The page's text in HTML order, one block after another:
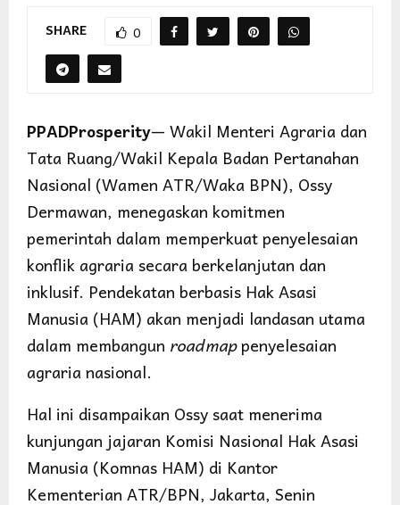
SHARE 0
PPADProsperity— Wakil Menteri Agraria dan
Tata Ruang/Wakil Kepala Badan Pertanahan
Nasional (Wamen ATR/Waka BPN), Ossy
Dermawan, menegaskan komitmen
pemerintah dalam memperkuat penyelesaian
konflik agraria secara berkelanjutan dan
inklusif. Pendekatan berbasis Hak Asasi
Manusia (HAM) akan menjadi landasan utama
dalam membangun roadmappenyelesaian
agraria nasional.
Hal ini disampaikan Ossy saat menerima
kunjungan jajaran Komisi Nasional Hak Asasi
Manusia (Komnas HAM) di Kantor
Kementerian ATR/BPN, Jakarta, Senin